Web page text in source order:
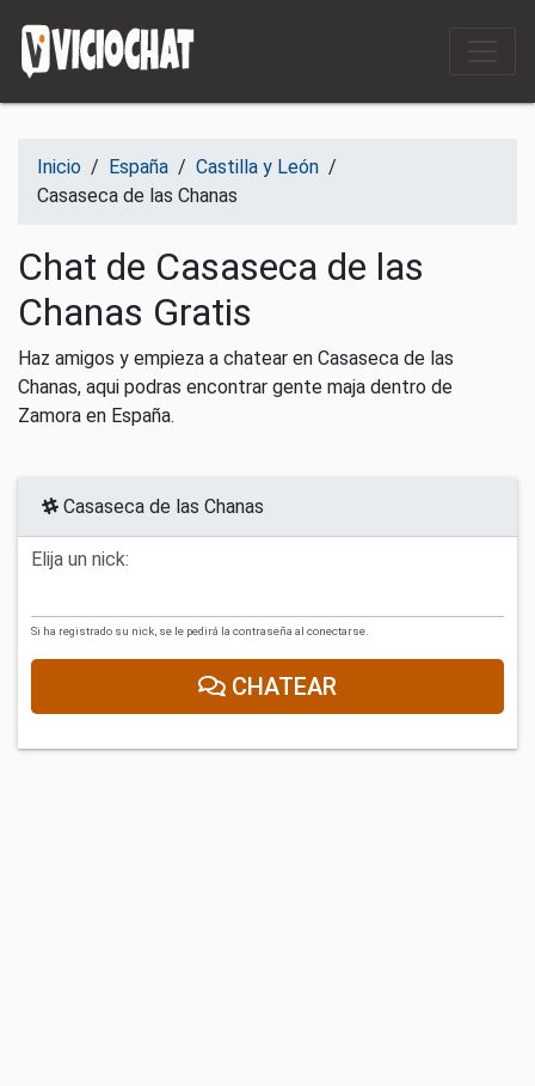
Inicio / España / Castilla y León /
Casaseca de las Chanas
Chat de Casaseca de las
Chanas Gratis
Haz amigos y empieza a chatear en Casaseca de las
Chanas, aqui podras encontrar gente maja dentro de
Zamora en España.
Casaseca de las Chanas
Elija un nick:
Si ha registrado su nick, se le pedirá la contraseña al conectarse.
CHATEAR